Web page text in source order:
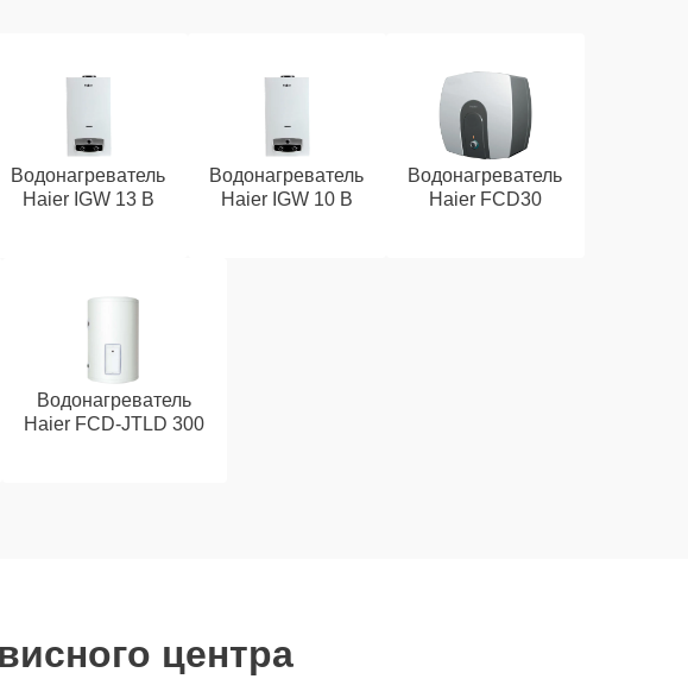
Водонагреватель
Haier IGW 13 B
Водонагреватель
Haier IGW 10 B
Водонагреватель
Haier FCD30
Водонагреватель
Haier FCD-JTLD 300
центра